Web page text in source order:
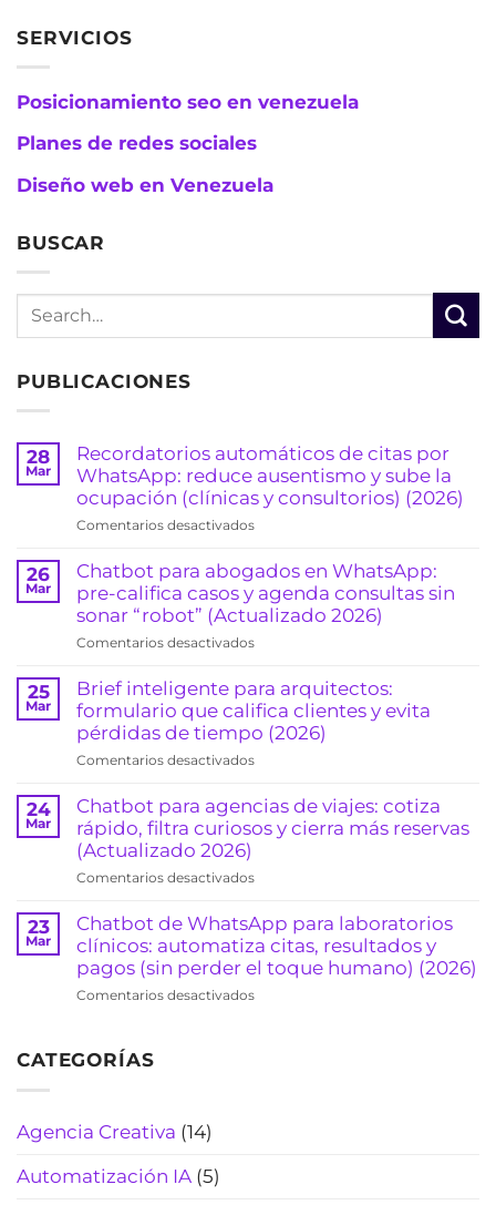
SERVICIOS
Posicionamiento seo en venezuela
Planes de redes sociales
Diseño web en Venezuela
BUSCAR
PUBLICACIONES
28
Mar
Recordatorios automáticos de citas por
WhatsApp: reduce ausentismo y sube la
ocupación (clínicas y consultorios) (2026)
Comentarios desactivadosen
automáticos
de
citas
WhatsApp:
ausentismo
y
sube
(clínicas
consultorios)
26
Mar
Chatbot para abogados en WhatsApp:
pre-califica casos y agenda consultas sin
sonar “robot” (Actualizado 2026)
Comentarios desactivadosen
para
abogados
en
WhatsApp:
pre-
casos
y
sonar
“robot”
(Actualizado
2026)
25
Mar
Brief inteligente para arquitectos:
formulario que califica clientes y evita
pérdidas de tiempo (2026)
Comentarios desactivadosen
inteligente
para
arquitectos:
que
clientes
y
evita
24
Mar
Chatbot para agencias de viajes: cotiza
rápido, filtra curiosos y cierra más reservas
(Actualizado 2026)
Comentarios desactivadosen
para
agencias
de
cotiza
23
Mar
Chatbot de WhatsApp para laboratorios
clínicos: automatiza citas, resultados y
pagos (sin perder el toque humano) (2026)
Comentarios desactivadosen
CATEGORÍAS
Agencia Creativa (14)
Automatización IA (5)